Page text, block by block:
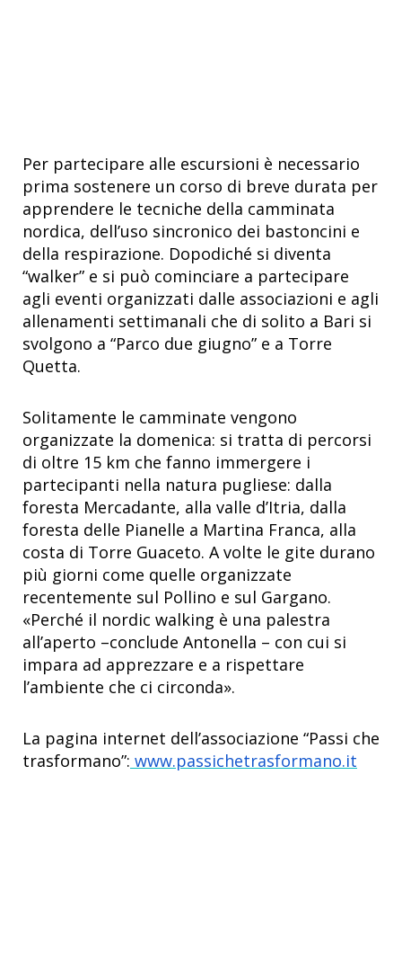
Per partecipare alle escursioni è necessario
prima sostenere un corso di breve durata per
apprendere le tecniche della camminata
nordica, dell’uso sincronico dei bastoncini e
della respirazione. Dopodiché si diventa
“walker” e si può cominciare a partecipare
agli eventi organizzati dalle associazioni e agli
allenamenti settimanali che di solito a Bari si
svolgono a “Parco due giugno” e a Torre
Quetta.
Solitamente le camminate vengono
organizzate la domenica: si tratta di percorsi
di oltre 15 km che fanno immergere i
partecipanti nella natura pugliese: dalla
foresta Mercadante, alla valle d’Itria, dalla
foresta delle Pianelle a Martina Franca, alla
costa di Torre Guaceto. A volte le gite durano
più giorni come quelle organizzate
recentemente sul Pollino e sul Gargano.
«Perché il nordic walking è una palestra
all’aperto –conclude Antonella – con cui si
impara ad apprezzare e a rispettare
l’ambiente che ci circonda».
La pagina internet dell’associazione “Passi che
trasformano”: www.passichetrasformano.it